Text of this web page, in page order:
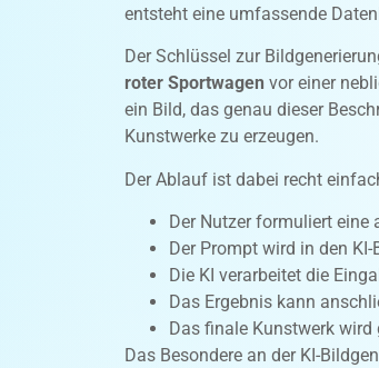
entsteht eine umfassende
Der Schlüssel zur
roter Sportwagen vor einer
ein Bild, das genau dieser
Kunstwerke zu erzeugen.
Der Ablauf ist dabei recht
Der Nutzer formuliert
Der Prompt wird in den
Die KI verarbeitet die
Das Ergebnis kann
Das finale Kunstwerk
Das Besondere an der KI-